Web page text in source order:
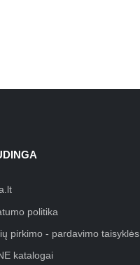
politika
pirkimo - pardavimo taisyklės
katalogai